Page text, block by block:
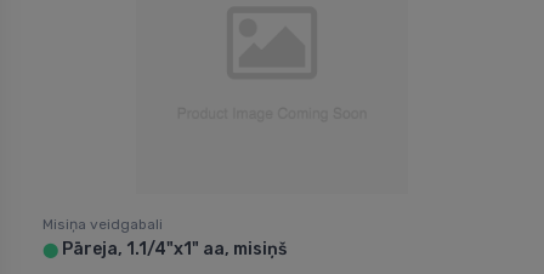
Misiņa veidgabali
⬤ Pāreja, 1.1/4"x1" aa, misiņš